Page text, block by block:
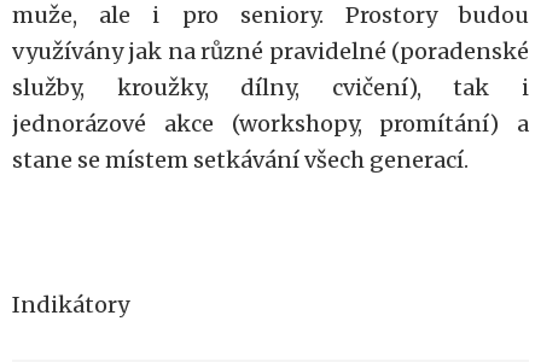
muže, ale i pro seniory. Prostory budou
využívány jak na různé pravidelné (poradenské
služby, kroužky, dílny, cvičení), tak i
jednorázové akce (workshopy, promítání) a
stane se místem setkávání všech generací.
Indikátory